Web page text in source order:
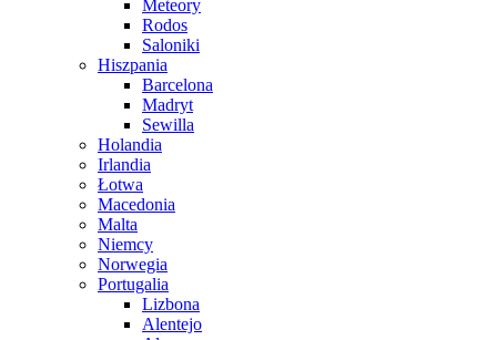
Meteory
Rodos
Saloniki
Hiszpania
Barcelona
Madryt
Sewilla
Holandia
Irlandia
Łotwa
Macedonia
Malta
Niemcy
Norwegia
Portugalia
Lizbona
Alentejo